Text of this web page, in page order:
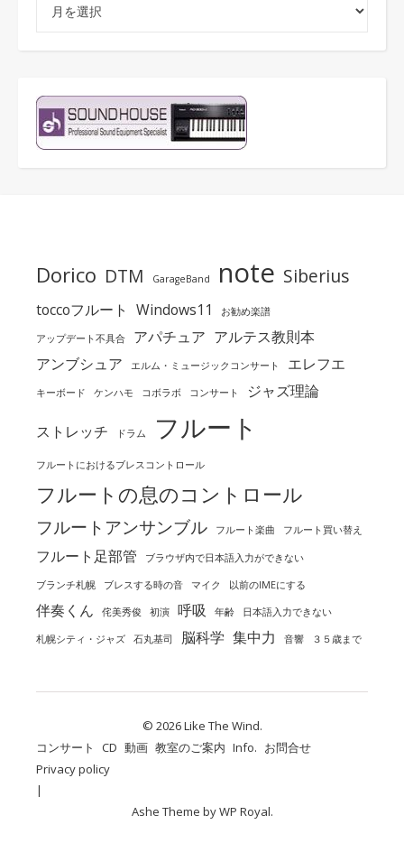
Dorico DTM GarageBand note Siberius
toccoフルート Windows11 お勧め楽譜
アップデート不具合 アパチュア アルテス教則本
アンブシュア
エルム・ミュージックコンサート エレフエ
キーボード ケンハモ コボラボ コンサート ジャズ理論
ストレッチ ドラム フルート
フルートにおけるブレスコントロール
フルートの息のコントロール
フルートアンサンブル フルート楽曲 フルート買い替え
フルート足部管 ブラウザ内で日本語入力ができない
ブランチ札幌 ブレスする時の音 マイク 以前のIMEにする
伴奏くん 侘美秀俊 初演 呼吸 年齢 日本語入力できない
札幌シティ・ジャズ 石丸基司 脳科学 集中力 音響 ３５歳まで
© 2026 Like The Wind.
コンサート
CD 動画 教室のご案内 Info. お問合せ
Privacy policy
Ashe Theme byWP Royal.